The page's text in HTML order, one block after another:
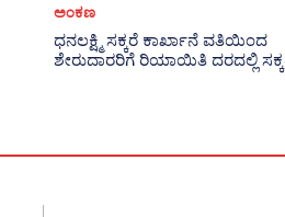
ಅಂಕಣ
ಧನಲಕ್ಷ್ಮಿ ಸಕ್ಕರೆ ಕಾರ್ಖಾನೆ ವತಿಯಿಂದ
ಶೇರುದಾರರಿಗೆ ರಿಯಾಯಿತಿ ದರದಲ್ಲಿ